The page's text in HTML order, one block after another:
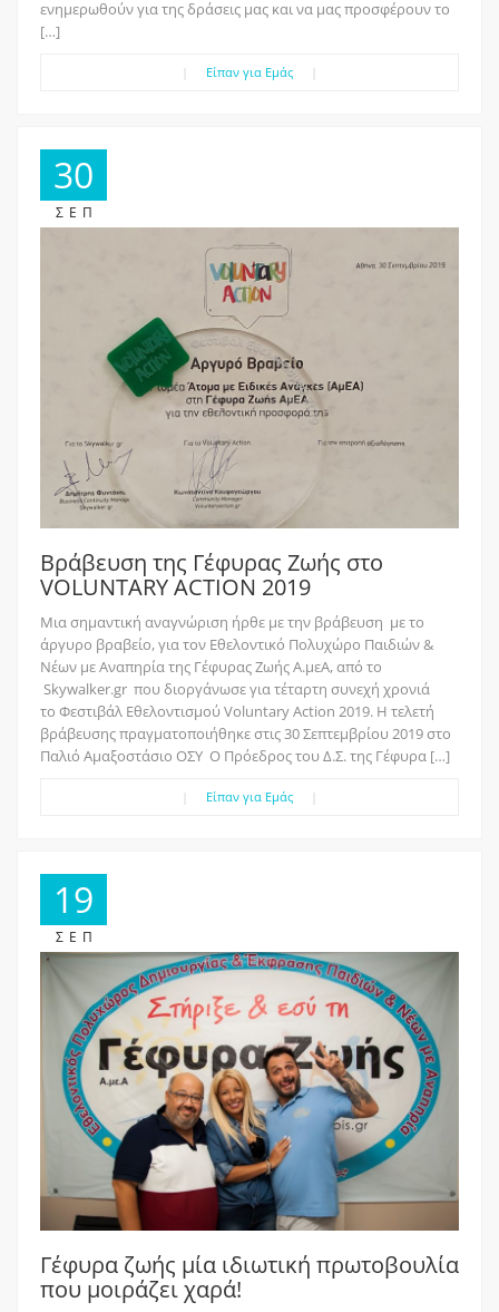
ενημερωθούν για της δράσεις μας και να μας προσφέρουν το
[…]
Είπαν για Εμάς
30
ΣΕΠ
Βράβευση της Γέφυρας Ζωής στο
VOLUNTARY ACTION 2019
Μια σημαντική αναγνώριση ήρθε με την βράβευση με το
άργυρο βραβείο, για τον Εθελοντικό Πολυχώρο Παιδιών &
Νέων με Αναπηρία της Γέφυρας Ζωής Α.μεΑ, από το
Skywalker.gr που διοργάνωσε για τέταρτη συνεχή χρονιά
το Φεστιβάλ Εθελοντισμού Voluntary Action 2019. Η τελετή
βράβευσης πραγματοποιήθηκε στις 30 Σεπτεμβρίου 2019 στο
Παλιό Αμαξοστάσιο ΟΣΥ Ο Πρόεδρος του Δ.Σ. της Γέφυρα […]
Είπαν για Εμάς
19
ΣΕΠ
Γέφυρα ζωής μία ιδιωτική πρωτοβουλία
που μοιράζει χαρά!